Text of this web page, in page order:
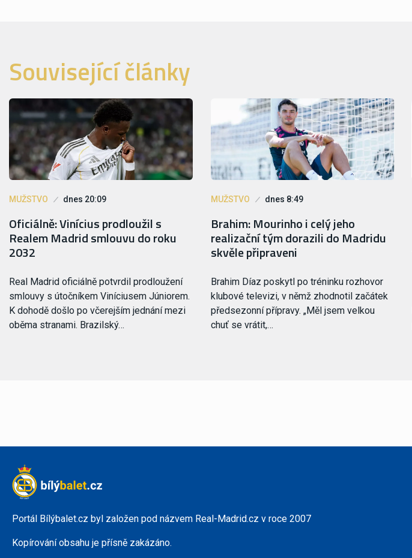
Související články
MUŽSTVO dnes 20:09
Oficiálně: Vinícius prodloužil s
Realem Madrid smlouvu do roku
2032
Real Madrid oficiálně potvrdil prodloužení
smlouvy s útočníkem Viníciusem Júniorem.
K dohodě došlo po včerejším jednání mezi
oběma stranami. Brazilský…
MUŽSTVO dnes 8:49
Brahim: Mourinho i celý jeho
realizační tým dorazili do Madridu
skvěle připraveni
Brahim Díaz poskytl po tréninku rozhovor
klubové televizi, v němž zhodnotil začátek
předsezonní přípravy. „Měl jsem velkou
chuť se vrátit,…
Portál Bílýbalet.cz byl založen pod názvem Real-Madrid.cz v roce 2007
Kopírování obsahu je přísně zakázáno.